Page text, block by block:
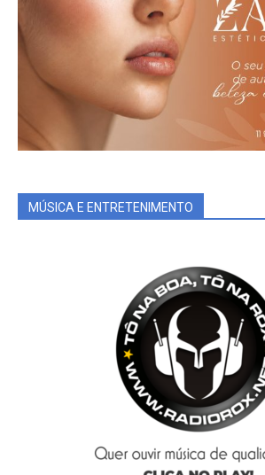
MÚSICA E ENTRETENIMENTO